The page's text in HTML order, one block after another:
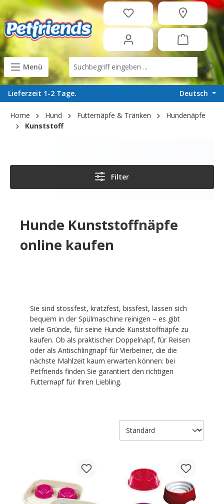
content
Menü
Lieferzeit 1-2 Tage. Deutsch
Home Hund Futternäpfe & Tränken
Hundenäpfe
Kunststoff
Filter
Hunde Kunststoffnäpfe
online kaufen
Sie sind stossfest, kratzfest, bissfest, lassen sich
bequem in der Spülmaschine reinigen – es gibt
viele Gründe, für seine Hunde Kunststoffnäpfe zu
kaufen. Ob als praktischer Doppelnapf, für Reisen
oder als Antischlingnapf für Vierbeiner, die die
nächste Mahlzeit kaum erwarten können: bei
Petfriends finden Sie garantiert den richtigen
Futternapf für Ihren Liebling.